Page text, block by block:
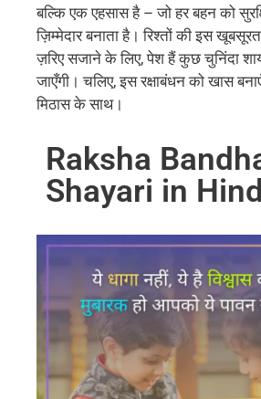
बल्कि एक एहसास है – जो हर बहन को
ज़िम्मेदार बनाता है। रिश्तों की इस
ज़रिए सजाने के लिए, पेश हैं कुछ चुनिंदा
जाएँगी। चलिए, इस रक्षाबंधन को खास
मिठास के साथ।
Raksha
Shayari in